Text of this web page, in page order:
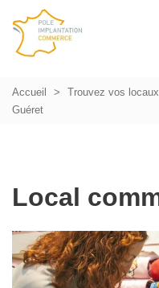
Accueil Trouvez vos
Guéret
Local